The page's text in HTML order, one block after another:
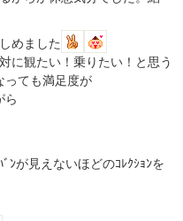
めました
に観たい！乗りたい！と思う
っても満足度が
ら
ﾞﾝが見えないほどのｺﾚｸｼｮﾝを